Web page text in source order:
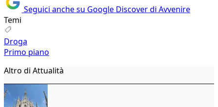
Seguici anche su Google Discover di Avvenire
Temi
Droga
Primo piano
Altro di Attualità